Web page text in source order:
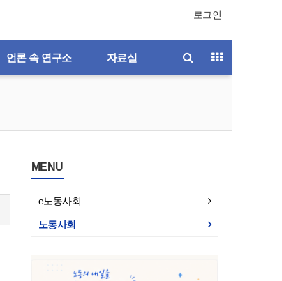
로그인
언론 속 연구소 자료실
MENU
e노동사회
노동사회